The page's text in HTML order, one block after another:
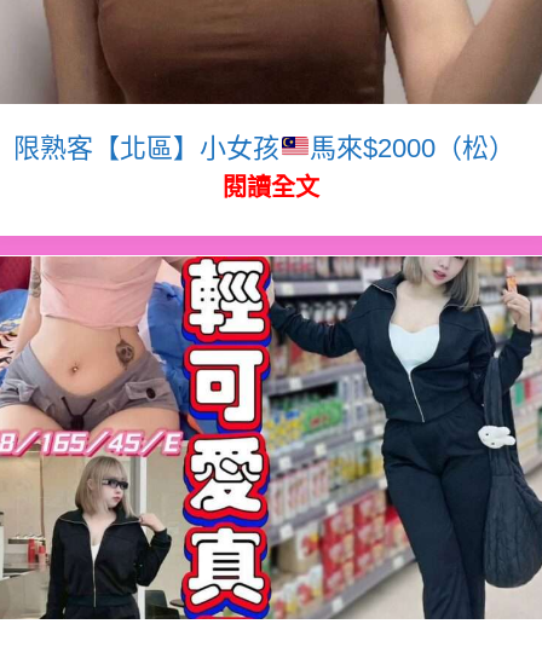
限熟客【北區】小女孩 馬來$2000（松）
閱讀全文